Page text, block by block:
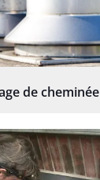
de cheminée